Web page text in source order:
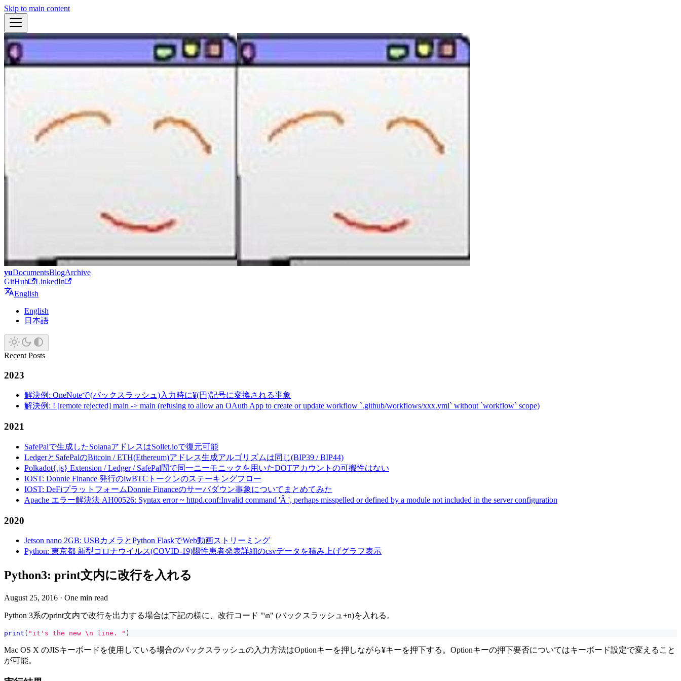
Skip to main content
yuDocumentsBlogArchive
GitHub
LinkedIn
English
English
日本語
Recent Posts
2023
解決例: OneNoteで(バックスラッシュ)入力時に¥(円)記号に変換される事象
解決例: ! [remote rejected] main -> main (refusing to allow an OAuth App to create or update workflow `.github/workflows/xxx.yml` without `workflow` scope)
2021
SafePalで生成したSolanaアドレスはSollet.ioで復元可能
LedgerとSafePalのBitcoin / ETH(Ethereum)アドレス生成アルゴリズムは同じ(BIP39 / BIP44)
Polkadot{.js} Extension / Ledger / SafePal間で同一ニーモニックを用いたDOTアカウントの可搬性はない
IOST: Donnie Finance 発行のiwBTCトークンのステーキングフロー
IOST: DeFiプラットフォームDonnie Financeのサーバダウン事象についてまとめてみた
Apache エラー解決法 AH00526: Syntax error ~ httpd.conf:Invalid command 'Â ', perhaps misspelled or defined by a module not included in the server configuration
2020
Jetson nano 2GB: USBカメラとPython FlaskでWeb動画ストリーミング
Python: 東京都 新型コロナウイルス(COVID-19)陽性患者発表詳細のcsvデータを積み上げグラフ表示
Python3: print文内に改行を入れる
August 25, 2016 · One min read
Python 3系のprint文内で改行を出力する場合は下記の様に、改行コード "\n" (バックスラッシュ+n)を入れる。
print ( "it's the new \n line. " )
Mac OS X のJISキーボードを使用している場合のバックスラッシュの入力方法はOptionキーを押しながら¥キーを押下する。Optionキーの押下要否についてはキーボード設定で変えること
が可能。